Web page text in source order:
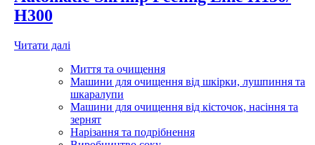
Н300
Читати далі
Миття та очищення
Машини для очищення від шкірки, лушпиння та
шкаралупи
Машини для очищення від кісточок, насіння та
зернят
Нарізання та подрібнення